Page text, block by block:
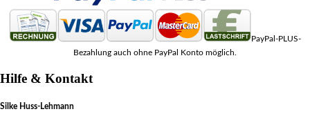
PayPal-PLUS-
Bezahlung auch ohne PayPal Konto möglich.
Hilfe & Kontakt
Silke Huss-Lehmann